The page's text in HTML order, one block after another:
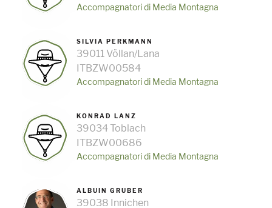
Accompagnatori di Media Montagna
SILVIA PERKMANN
39011 Völlan/Lana
ITBZW00584
Accompagnatori di Media Montagna
KONRAD LANZ
39034 Toblach
ITBZW00686
Accompagnatori di Media Montagna
ALBUIN GRUBER
39038 Innichen